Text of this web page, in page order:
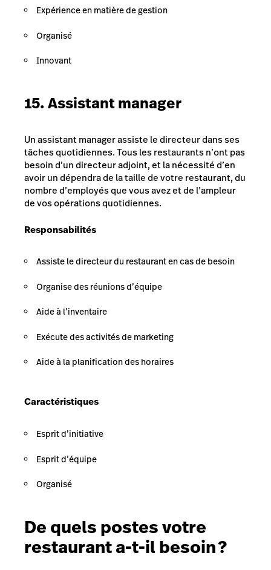
Expérience en matière de gestion
Organisé
Innovant
15. Assistant manager
Un assistant manager assiste le directeur dans ses
tâches quotidiennes. Tous les restaurants n’ont pas
besoin d’un directeur adjoint, et la nécessité d’en
avoir un dépendra de la taille de votre restaurant, du
nombre d’employés que vous avez et de l’ampleur
de vos opérations quotidiennes.
Responsabilités
Assiste le directeur du restaurant en cas de besoin
Organise des réunions d’équipe
Aide à l’inventaire
Exécute des activités de marketing
Aide à la planification des horaires
Caractéristiques
Esprit d’initiative
Esprit d’équipe
Organisé
De quels postes votre
restaurant a-t-il besoin ?